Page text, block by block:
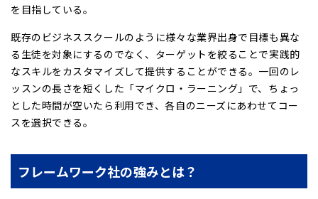
を目指している。
既存のビジネススクールのように様々な業界出身で目標も異な
る生徒を対象にするのでなく、ターゲットを絞ることで実践的
なスキルをカスタマイズして提供することができる。一回のレ
ッスンの長さを短くした「マイクロ・ラーニング」で、ちょっ
とした時間が空いたら利用でき、各自のニーズにあわせてコー
スを選択できる。
フレームワーク社の強みとは？